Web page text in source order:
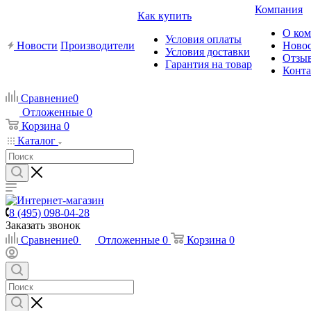
Новости Производители
Как купить
Условия оплаты
Условия доставки
Гарантия на товар
Компания
О
Сравнение0
Отложенные 0
Корзина 0
Каталог
8 (495) 098-04-28
Заказать звонок
Сравнение0 Отложенные 0 Корзина 0